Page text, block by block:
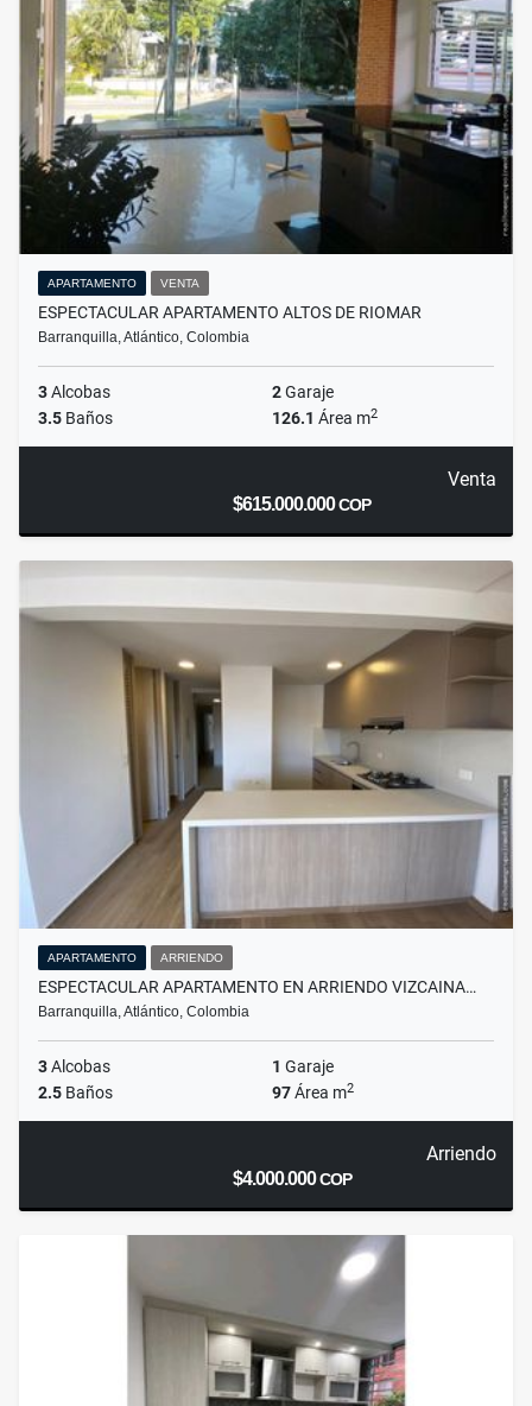
APARTAMENTO VENTA
ESPECTACULAR APARTAMENTO ALTOS DE RIOMAR
Barranquilla, Atlántico, Colombia
3Alcobas 2Garaje
3.5 Baños 126.1 Área m2
Venta
$615.000.000COP
APARTAMENTO ARRIENDO
ESPECTACULAR APARTAMENTO EN ARRIENDO VIZCAINA…
Barranquilla, Atlántico, Colombia
3Alcobas 1 Garaje
2.5 Baños 97Área m2
Arriendo
$4.000.000COP